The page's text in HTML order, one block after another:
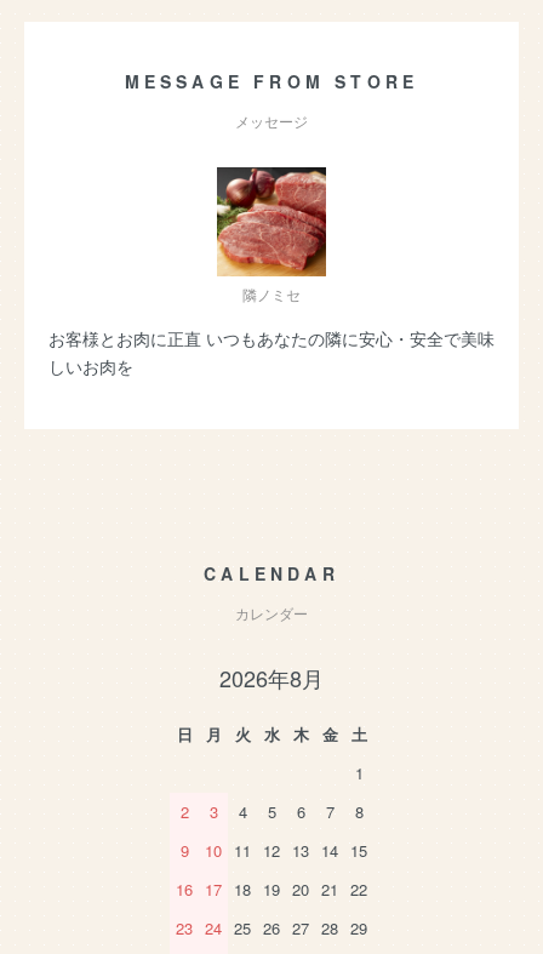
MESSAGE FROM STORE
メッセージ
隣ノミセ
お客様とお肉に正直 いつもあなたの隣に安心・安全で美味
しいお肉を
CALENDAR
カレンダー
2026年8月
日 月 火 水 木 金
土
1
2
3 4 5 6 7
8
9
10 11 12 13 14 15
16 17 18 19 20 21
22
23 24 25 26 27 28 29